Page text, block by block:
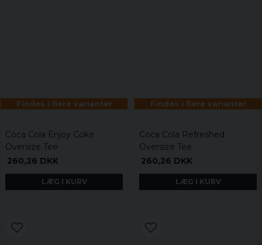
Findes i flere varianter
Coca Cola Enjoy Coke
Oversize Tee
260,26 DKK
LÆG I KURV
Findes i flere varianter
Coca Cola Refreshed
Oversize Tee
260,26 DKK
LÆG I KURV